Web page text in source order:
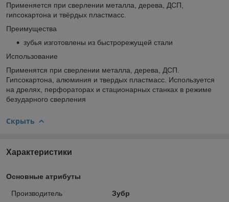
Применяется при сверлении металла, дерева, ДСП,
гипсокартона и твёрдых пластмасс.
Преимущества
зубья изготовлены из быстрорежущей стали
Использование
Применятся при сверлении металла, дерева, ДСП.
Гипсокартона, алюминия и твердых пластмасс. Используется
на дрелях, перфораторах и стационарных станках в режиме
безударного сверления
Скрыть
Характеристики
Основные атрибуты
Производитель
Зубр